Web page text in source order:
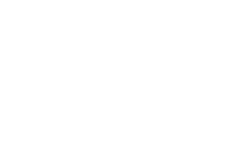
TINARULUI LIDER